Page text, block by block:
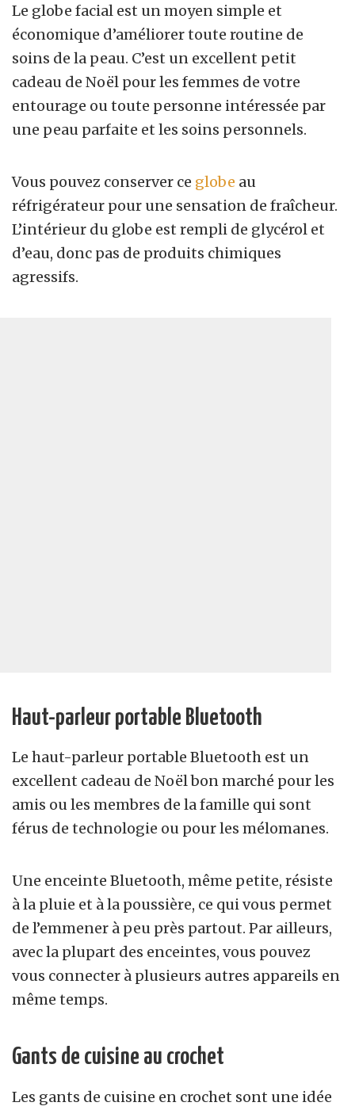
Le globe facial est un moyen simple et
économique d’améliorer toute routine de
soins de la peau. C’est un excellent petit
cadeau de Noël pour les femmes de votre
entourage ou toute personne intéressée par
une peau parfaite et les soins personnels.
Vous pouvez conserver ce globe au
réfrigérateur pour une sensation de fraîcheur.
L’intérieur du globe est rempli de glycérol et
d’eau, donc pas de produits chimiques
agressifs.
Haut-parleur portable Bluetooth
Le haut-parleur portable Bluetooth est un
excellent cadeau de Noël bon marché pour les
amis ou les membres de la famille qui sont
férus de technologie ou pour les mélomanes.
Une enceinte Bluetooth, même petite, résiste
à la pluie et à la poussière, ce qui vous permet
de l’emmener à peu près partout. Par ailleurs,
avec la plupart des enceintes, vous pouvez
vous connecter à plusieurs autres appareils en
même temps.
Gants de cuisine au crochet
Les gants de cuisine en crochet sont une idée